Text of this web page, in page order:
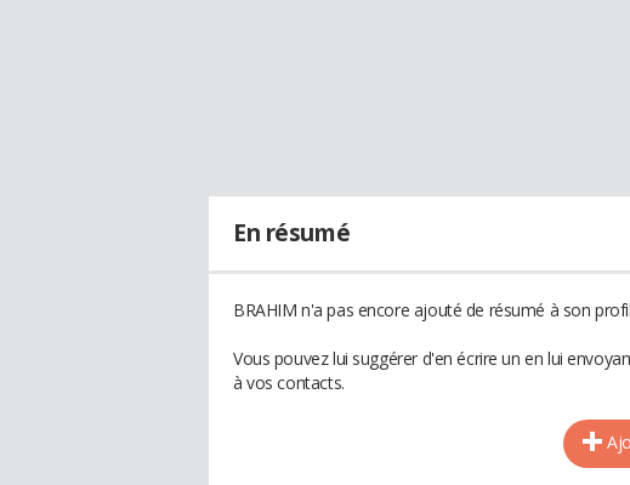
En résumé
BRAHIM n'a pas encore ajouté de résumé à son
Vous pouvez lui suggérer d'en écrire un en lui
à vos contacts.